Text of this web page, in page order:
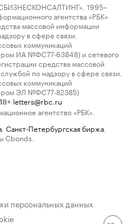
1995–
агентства «РБК»
массовой информации
в сфере связи,
коммуникаций
ИА №ФС77-63848) и сетевого
средства массовой
по надзору в сфере связи,
коммуникаций
ЭЛ №ФС77-82385)
18+ letters@rbc.ru
агентство «РБК».
Санкт-Петербургская биржа
Cbonds.
персональных данных